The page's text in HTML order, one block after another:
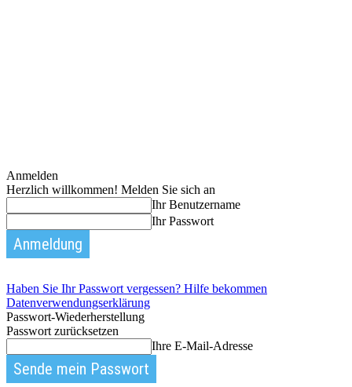
Anmelden
Herzlich willkommen! Melden Sie sich an
Ihr Benutzername
Ihr Passwort
Haben Sie Ihr Passwort vergessen? Hilfe bekommen
Datenverwendungserklärung
Passwort-Wiederherstellung
Passwort zurücksetzen
Ihre E-Mail-Adresse